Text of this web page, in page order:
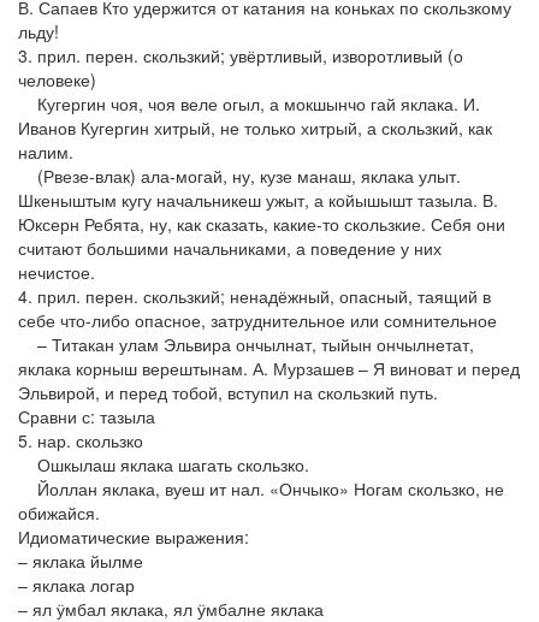
В. Сапаев Кто удержится от катания на коньках по скользкому
льду!
3. прил. перен. скользкий; увёртливый, изворотливый (о
человеке)
Кугергин чоя, чоя веле огыл, а мокшынчо гай яклака. И.
Иванов Кугергин хитрый, не только хитрый, а скользкий, как
налим.
(Рвезе-влак) ала-могай, ну, кузе манаш, яклака улыт.
Шкеныштым кугу начальникеш ужыт, а койышышт тазыла. В.
Юксерн Ребята, ну, как сказать, какие-то скользкие. Себя они
считают большими начальниками, а поведение у них
нечистое.
4. прил. перен. скользкий; ненадёжный, опасный, таящий в
себе что-либо опасное, затруднительное или сомнительное
– Титакан улам Эльвира ончылнат, тыйын ончылнетат,
яклака корныш верештынам. А. Мурзашев – Я виноват и перед
Эльвирой, и перед тобой, вступил на скользкий путь.
Сравни с: тазыла
5. нар. скользко
Ошкылаш яклака шагать скользко.
Йоллан яклака, вуеш ит нал. «Ончыко» Ногам скользко, не
обижайся.
Идиоматические выражения:
– яклака йылме
– яклака логар
– ял ӱмбал яклака, ял ӱмбалне яклака